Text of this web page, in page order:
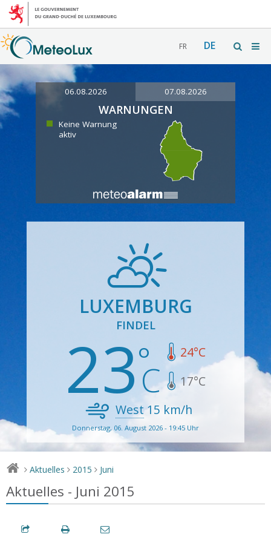
FR DE
06.08.2026 07.08.2026
WARNUNGEN
Keine Warnung
aktiv
LUXEMBURG
FINDEL
23 24°C
17°C
West15 km/h
Donnerstag, 06. August 2026 - 19:45 Uhr
> Aktuelles > 2015 > Juni
Aktuelles - Juni 2015